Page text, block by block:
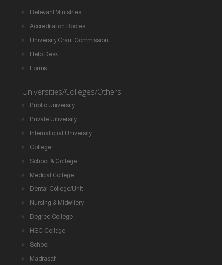
Relevant Ministries
Accreditation Bodies
University Grant Commission
Help Desk
Forms
Universities/Colleges/Others
Public University
Private University
International University
College
School & College
Medical College
Dental College/Unit
Nursing & Midwifery
Degree College
HSC College
School
Madrasah